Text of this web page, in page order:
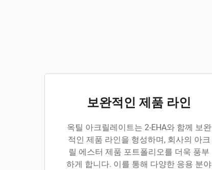
보완적인 제품 라인
옥틸 아크릴레이트는 2-EHA와 함께 보완
적인 제품 라인을 형성하며, 회사의 아크
릴 에스터 제품 포트폴리오를 더욱 풍부
하게 합니다. 이를 통해 다양한 응용 분야